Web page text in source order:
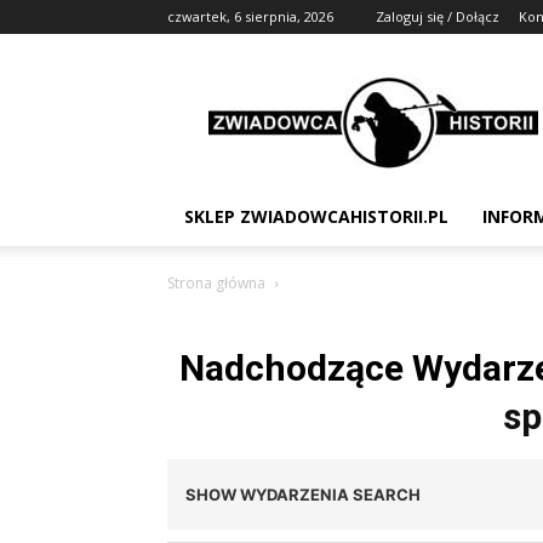
czwartek, 6 sierpnia, 2026 Zaloguj się / Dołącz
Zwiadowca
Historii
SKLEP ZWIADOWCAHISTORII.PL
Strona główna
Nadchodzące
Wydarzenia
SHOW WYDARZENIA SEARCH